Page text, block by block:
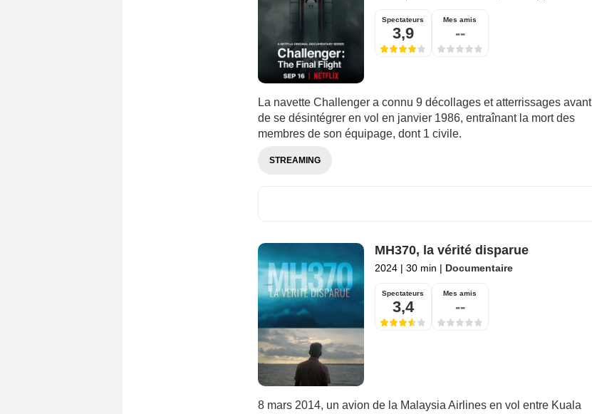
Spectateurs
3,9
Mes amis
--
La navette Challenger a connu 9 décollages et atterrissages avant
de se désintégrer en vol en janvier 1986, entraînant la mort des
membres de son équipage, dont 1 civile.
STREAMING
MH370, la vérité disparue
2024 | 30 min | Documentaire
Spectateurs
3,4
Mes amis
--
8 mars 2014, un avion de la Malaysia Airlines en vol entre Kuala